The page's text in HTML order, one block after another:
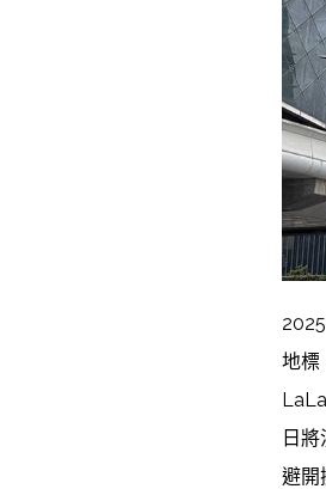
地標
日
避開